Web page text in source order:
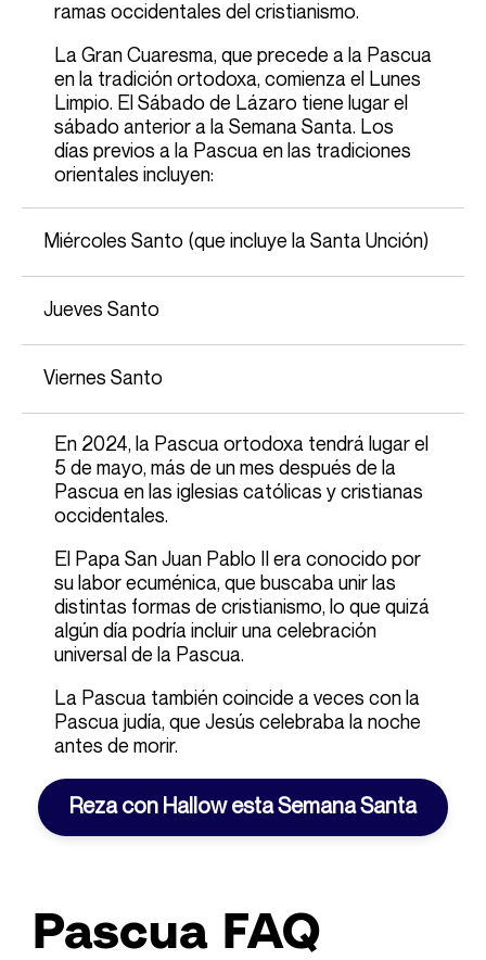
ramas occidentales del cristianismo.
La Gran Cuaresma, que precede a la Pascua
en la tradición ortodoxa, comienza el Lunes
Limpio. El Sábado de Lázaro tiene lugar el
sábado anterior a la Semana Santa. Los
días previos a la Pascua en las tradiciones
orientales incluyen:
Miércoles Santo (que incluye la Santa Unción)
Jueves Santo
Viernes Santo
En 2024, la Pascua ortodoxa tendrá lugar el
5 de mayo, más de un mes después de la
Pascua en las iglesias católicas y cristianas
occidentales.
El Papa San Juan Pablo II era conocido por
su labor ecuménica, que buscaba unir las
distintas formas de cristianismo, lo que quizá
algún día podría incluir una celebración
universal de la Pascua.
La Pascua también coincide a veces con la
Pascua judía, que Jesús celebraba la noche
antes de morir.
Reza con Hallow esta Semana Santa
Pascua FAQ